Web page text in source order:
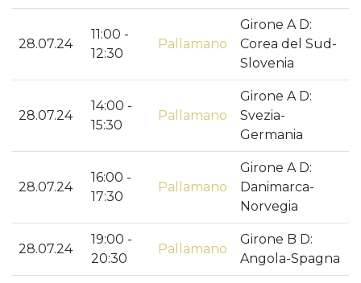
28.07.24
11:00 -
12:30
Pallamano
Girone A D:
Corea del Sud-
Slovenia
28.07.24
14:00 -
15:30
Pallamano
Girone A D:
Svezia-
Germania
28.07.24
16:00 -
17:30
Pallamano
Girone A D:
Danimarca-
Norvegia
28.07.24
19:00 -
20:30
Pallamano
Girone B D:
Angola-Spagna